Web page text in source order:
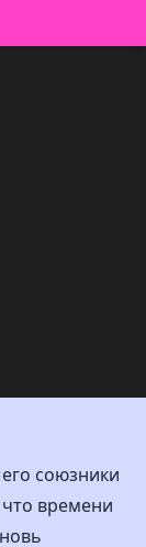
союзники
времени